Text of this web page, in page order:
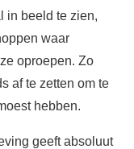
in beeld te zien,
waar
oproepen. Zo
af te zetten om te
hebben.
geeft absoluut